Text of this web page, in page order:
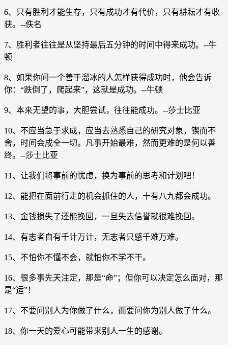
6、只有胜利才能生存，只有成功才有代价，只有耕耘才有收
获。--佚名
7、胜利者往往是从坚持最后五分钟的时间中得来成功。--牛
顿
8、如果你问一个善于溜冰的人怎样获得成功时，他会告诉
你：“跌倒了，爬起来”，这就是成功。--牛顿
9、本来无望的事，大胆尝试，往往能成功。--莎士比亚
10、不应当急于求成，应当去熟悉自己的研究对象，锲而不
舍，时间会成全一切。凡事开始最难，然而更难的是何以善
终。--莎士比亚
11、让我们将事前的忧虑，换为事前的思考和计划吧！
12、能把在面前行走的机会抓住的人，十有八九都会成功。
13、金钱损失了还能挽回，一旦失去信誉就很难挽回。
14、有志者自有千计万计，无志者只感千难万难。
15、不怕你不懂不会，就怕你不学不干。
16、很多事先天注定，那是“命”；但你可以决定怎么面对，那
是“运”！
17、不要问别人为你做了什么，而要问你为别人做了什么。
18、你一天的爱心可能带来别人一生的感谢。